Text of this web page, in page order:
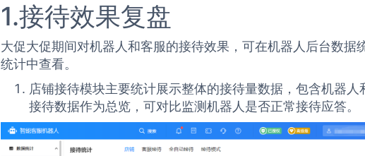
1.接待效果复盘
大促大促期间对机器人和客服的接待效果，可在机器人后台数
统计中查看。
店铺接待模块主要统计展示整体的接待量数据，包含机器人
接待数据作为总览，可对比监测机器人是否正常接待应答。